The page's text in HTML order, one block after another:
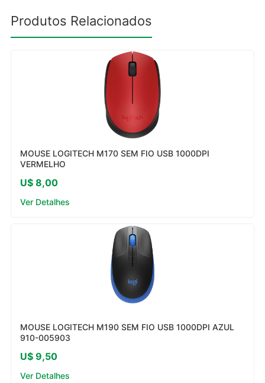
Produtos Relacionados
MOUSE LOGITECH M170 SEM FIO USB 1000DPI
VERMELHO
U$ 8,00
Ver Detalhes
MOUSE LOGITECH M190 SEM FIO USB 1000DPI AZUL
910-005903
U$ 9,50
Ver Detalhes